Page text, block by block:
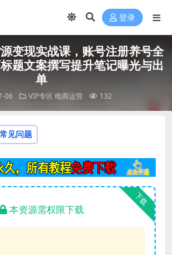
登录
变现实战课，账号注册养号全
题文案撰写提升笔记曝光与出
单
06 VIP专区 电商运营 132
常见问题
下载
本资源需权限下载